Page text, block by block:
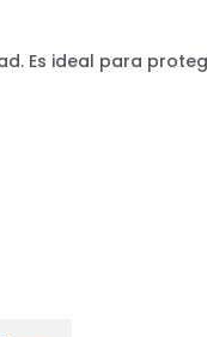
Es ideal para